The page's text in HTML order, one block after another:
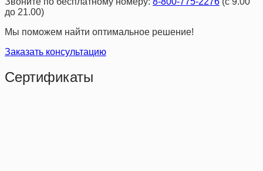
до 21.00)
Мы поможем найти оптимальное решение!
Заказать консультацию
Сертификаты